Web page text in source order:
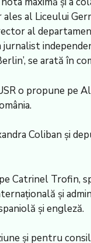
al Liceului
al
jurnalist
se arată în
o propune
Coliban și
Catrinel Trofin,
și
și engleză.
și pentru